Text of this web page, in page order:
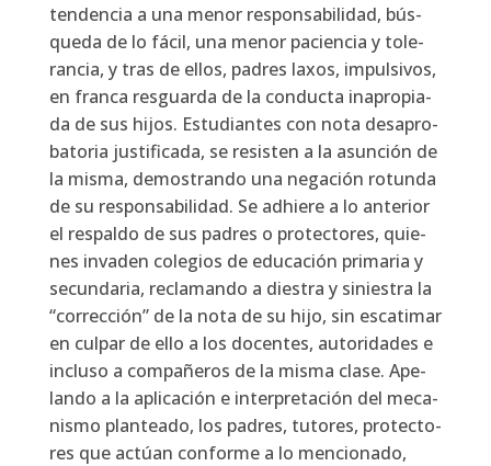
ten­den­cia a una menor res­pon­sa­bi­li­dad, bús­
que­da de lo fácil, una menor pacien­cia y tole­
ran­cia, y tras de ellos, padres laxos, impul­si­vos,
en fran­ca res­guar­da de la con­duc­ta inapro­pia­
da de sus hijos. Estu­dian­tes con nota des­apro­
ba­to­ria jus­ti­fi­ca­da, se resis­ten a la asun­ción de
la mis­ma, demos­tran­do una nega­ción rotun­da
de su res­pon­sa­bi­li­dad. Se adhie­re a lo ante­rior
el res­pal­do de sus padres o pro­tec­to­res, quie­
nes inva­den cole­gios de edu­ca­ción pri­ma­ria y
secun­da­ria, recla­man­do a dies­tra y sinies­tra la
“correc­ción” de la nota de su hijo, sin esca­ti­mar
en cul­par de ello a los docen­tes, auto­ri­da­des e
inclu­so a com­pa­ñe­ros de la mis­ma cla­se. Ape­
lan­do a la apli­ca­ción e inter­pre­ta­ción del meca­
nis­mo plan­tea­do, los padres, tuto­res, pro­tec­to­
res que actúan con­for­me a lo men­cio­na­do,